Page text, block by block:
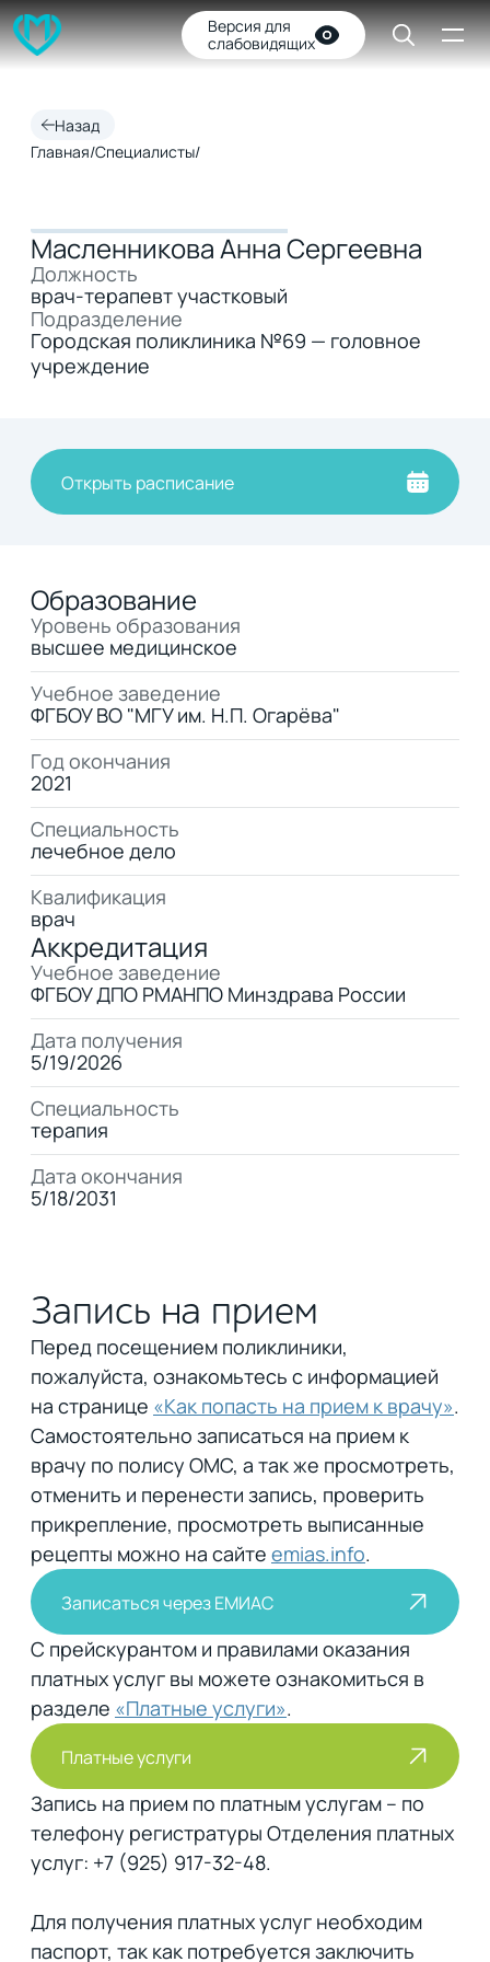
Версия для
слабовидящих
Назад
Главная/Специалисты/
Масленникова Анна Сергеевна
Должность
врач-терапевт участковый
Подразделение
Городская поликлиника №69 — головное
учреждение
Открыть расписание
Образование
Уровень образования
высшее медицинское
Учебное заведение
ФГБОУ ВО "МГУ им. Н.П. Огарёва"
Год окончания
2021
Специальность
лечебное дело
Квалификация
врач
Аккредитация
Учебное заведение
ФГБОУ ДПО РМАНПО Минздрава России
Дата получения
5/19/2026
Специальность
терапия
Дата окончания
5/18/2031
Запись на прием
Перед посещением поликлиники,
пожалуйста, ознакомьтесь с информацией
на странице «Как попасть на прием к врачу».
Самостоятельно записаться на прием к
врачу по полису ОМС, а так же просмотреть,
отменить и перенести запись, проверить
прикрепление, просмотреть выписанные
рецепты можно на сайте emias.info.
Записаться через ЕМИАС
С прейскурантом и правилами оказания
платных услуг вы можете ознакомиться в
разделе «Платные услуги».
Платные услуги
Запись на прием по платным услугам – по
телефону регистратуры Отделения платных
услуг: +7 (925) 917-32-48.
Для получения платных услуг необходим
паспорт, так как потребуется заключить